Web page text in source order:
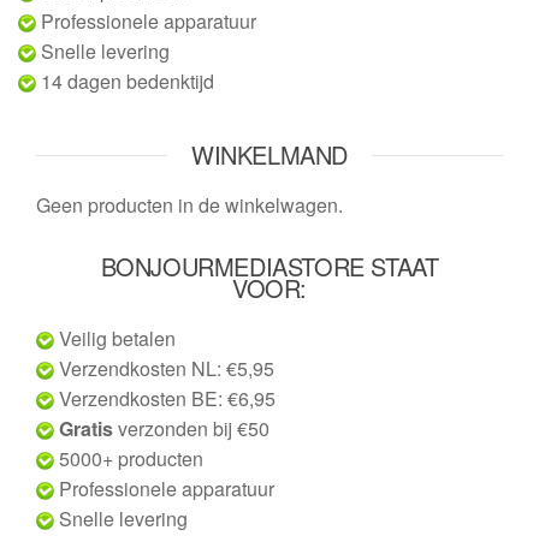
Professionele apparatuur
Snelle levering
14 dagen bedenktijd
WINKELMAND
Geen producten in de winkelwagen.
BONJOURMEDIASTORE STAAT
VOOR:
Veilig betalen
Verzendkosten NL: €5,95
Verzendkosten BE: €6,95
Gratisverzonden bij €50
5000+ producten
Professionele apparatuur
Snelle levering